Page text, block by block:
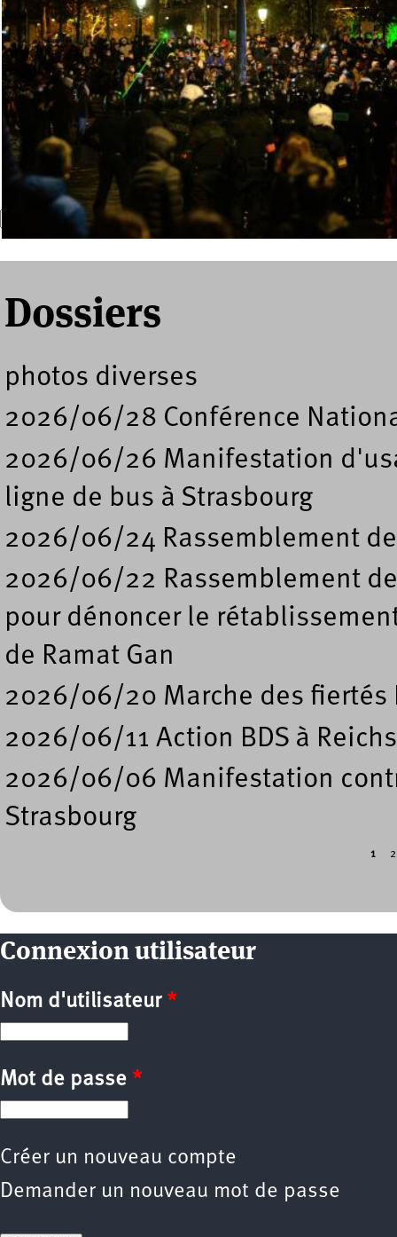
Formulaire de recherche
Recherche
Dossiers
photos diverses
2026/06/28 Conférence
2026/06/26 Manifestation
ligne de bus à Strasbourg
2026/06/24 Rassemblement
2026/06/22 Rassemblement
pour dénoncer le
de Ramat Gan
2026/06/20 Marche des fiertés
2026/06/11 Action BDS à
2026/06/06 Manifestation
Strasbourg
1 2
Connexion utilisateur
Nom d'utilisateur *
Mot de passe *
Créer un nouveau compte
Demander un nouveau mot de passe